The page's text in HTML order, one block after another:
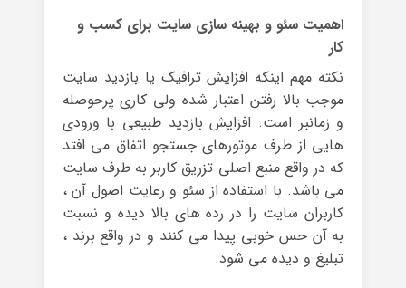
اهمیت سئو و بهینه سازی سایت برای کسب و
کار
نکته مهم اینکه افزایش ترافیک یا بازدید سایت
موجب بالا رفتن اعتبار شده ولی کاری پرحوصله
و زمانبر است. افزایش بازدید طبیعی با ورودی
هایی از طرف موتورهای جستجو اتفاق می افتد
که در واقع منبع اصلی تزریق کاربر به طرف سایت
می باشد. با استفاده از سئو و رعایت اصول آن ،
کاربران سایت را در رده های بالا دیده و نسبت
به آن حس خوبی پیدا می کنند و در واقع برند ،
تبلیغ و دیده می شود.